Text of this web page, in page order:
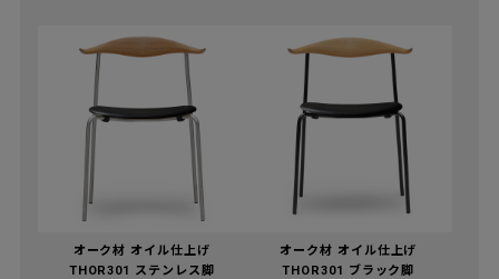
オーク材 オイル仕上げ
THOR301 ステンレス脚
オーク材 オイル仕上げ
THOR301 ブラック脚